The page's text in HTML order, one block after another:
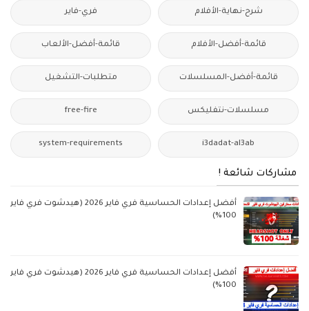
شرح-نهاية-الأفلام فري-فاير
قائمة-أفضل-الأفلام قائمة-أفضل-الألعاب
قائمة-أفضل-المسلسلات متطلبات-التشغيل
مسلسلات-نتفليكس free-fire
i3dadat-al3ab
system-requirements
مشاركات شائعة !
أفضل إعدادات الحساسية فري فاير 2026 (هيدشوت فري فاير
100%)
أفضل إعدادات الحساسية فري فاير 2026 (هيدشوت فري فاير
100%)